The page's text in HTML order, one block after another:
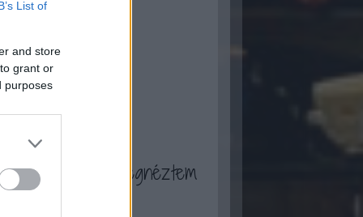
List of
and store
grant or
purposes
(17)
(13)
(7)
(16)
blogot én is megnéztem